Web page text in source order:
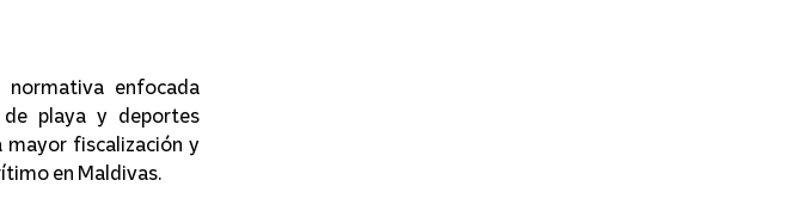
enfocada
playa y deportes
fiscalización y
en Maldivas.